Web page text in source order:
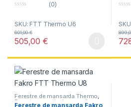
u
t
o
f
(0)
SKU: FTT Thermo U6
505,00€
601,00€
Acest produs are mai multe
u
t
o
f
Ferestre de mansarda Thermo,
Ferestre cu articulare mediana
Ferestre de mansarda Fakro